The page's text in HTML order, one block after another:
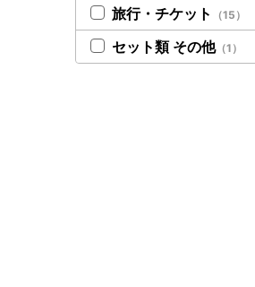
旅行・チケット （15）
セット類 その他（1）